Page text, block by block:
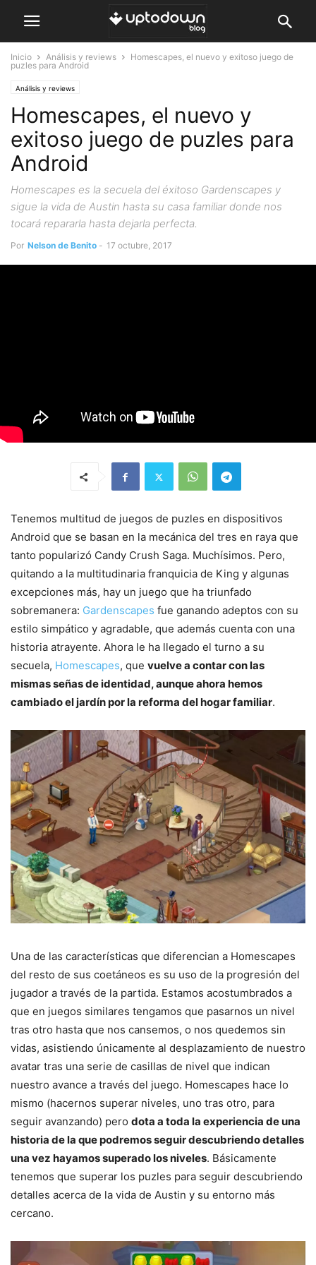
Inicio Análisis y reviews
Homescapes, el nuevo y exitoso juego de
puzles para Android
Análisis y reviews
Homescapes, el nuevo y
exitoso juego de puzles para
Android
Homescapes es la secuela del éxitoso Gardenscapes y
sigue la vida de Austin hasta su casa familiar donde nos
tocará repararla hasta dejarla perfecta.
Por Nelson de Benito - 17 octubre, 2017
Tenemos multitud de juegos de puzles en dispositivos
Android que se basan en la mecánica del tres en raya que
tanto popularizó Candy Crush Saga. Muchísimos. Pero,
quitando a la multitudinaria franquicia de King y algunas
excepciones más, hay un juego que ha triunfado
sobremanera: Gardenscapes fue ganando adeptos con su
estilo simpático y agradable, que además cuenta con una
historia atrayente. Ahora le ha llegado el turno a su
secuela, Homescapes, que vuelve a contar con las
mismas señas de identidad, aunque ahora hemos
cambiado el jardín por la reforma del hogar familiar.
Una de las características que diferencian a Homescapes
del resto de sus coetáneos es su uso de la progresión del
jugador a través de la partida. Estamos acostumbrados a
que en juegos similares tengamos que pasarnos un nivel
tras otro hasta que nos cansemos, o nos quedemos sin
vidas, asistiendo únicamente al desplazamiento de nuestro
avatar tras una serie de casillas de nivel que indican
nuestro avance a través del juego. Homescapes hace lo
mismo (hacernos superar niveles, uno tras otro, para
seguir avanzando) pero dota a toda la experiencia de una
historia de la que podremos seguir descubriendo detalles
una vez hayamos superado los niveles. Básicamente
tenemos que superar los puzles para seguir descubriendo
detalles acerca de la vida de Austin y su entorno más
cercano.